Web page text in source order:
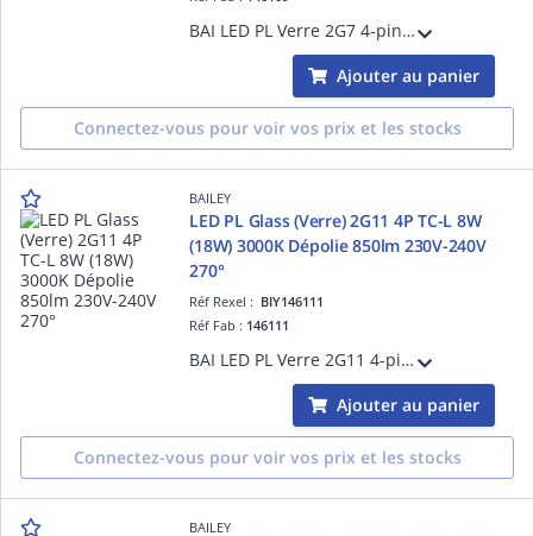
BAI LED PL Verre 2G7 4-pins TC-SEL 4.5W (9W) 3000K Dépolie 530lm 230V-240V 270° 37x145mm Temp. -20°C +40°C - Alternative PLS Dulux S/E - Shunter ballast existant et brancher directement sur secteur 230V AC
Ajouter au panier
Connectez-vous pour voir vos prix et les stocks
BAILEY
LED PL Glass (Verre) 2G11 4P TC-L 8W
(18W) 3000K Dépolie 850lm 230V-240V
270°
Réf Rexel : BIY146111
Réf Fab : 146111
BAI LED PL Verre 2G11 4-pins TC-L 8W (18W) 3000K Dépolie 850lm 230V-240V 270° 44x229mm Temp. -20°C +45°C - Alternative PLS Dulux S/E - Shunter ballast existant et brancher directement sur secteur 230V AC
Ajouter au panier
Connectez-vous pour voir vos prix et les stocks
BAILEY